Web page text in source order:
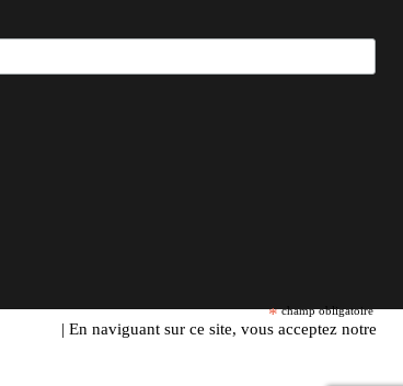
*champ obligatoire
| En naviguant sur ce site, vous acceptez notre